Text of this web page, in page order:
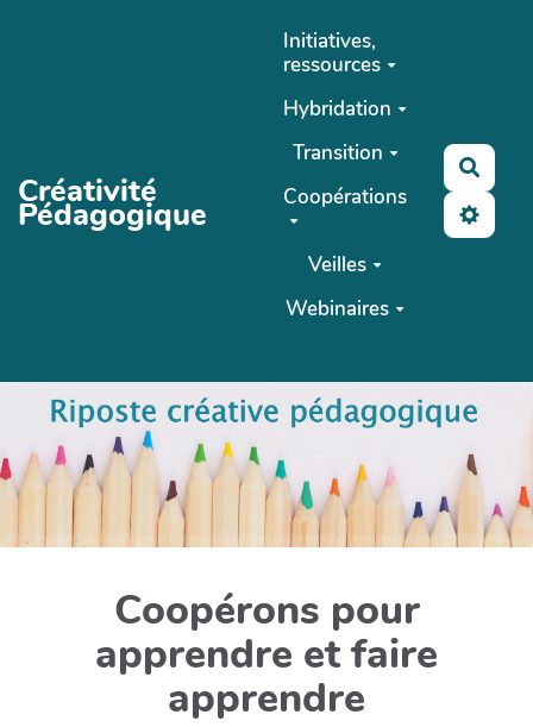
Créativité
Pédagogique
Initiatives,
ressources
Hybridation
Transition
Coopérations
Veilles
Webinaires
Coopérons pour
apprendre et faire
apprendre